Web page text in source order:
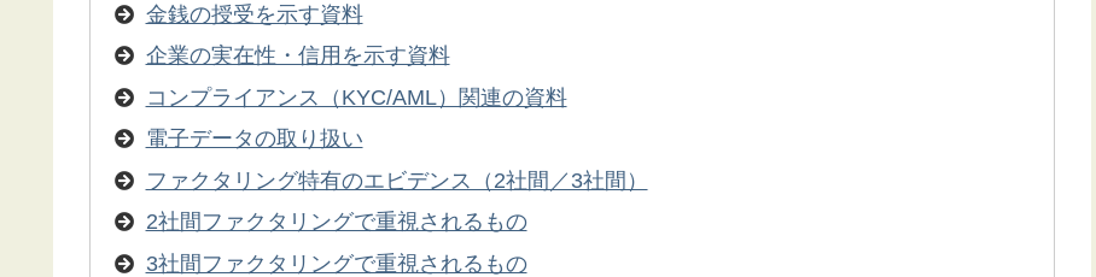
金銭の授受を示す資料
企業の実在性・信用を示す資料
コンプライアンス（KYC/AML）関連の資料
電子データの取り扱い
ファクタリング特有のエビデンス（2社間／3社間）
2社間ファクタリングで重視されるもの
3社間ファクタリングで重視されるもの